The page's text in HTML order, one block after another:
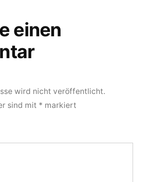
einen
wird nicht veröffentlicht.
sind mit * markiert